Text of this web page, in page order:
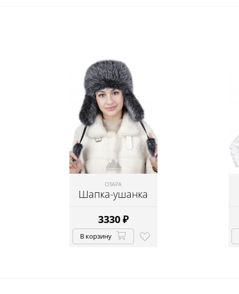
ОЗАРА
Шапка-ушанка
3330₽
В корзину